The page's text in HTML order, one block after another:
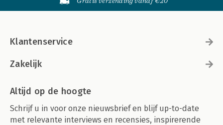
Klantenservice
Zakelijk
Altijd op de hoogte
Schrijf u in voor onze nieuwsbrief en blijf up-to-date
met relevante interviews en recensies, inspirerende